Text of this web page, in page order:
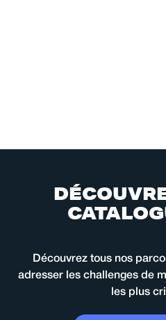
DÉCOUVR
CATALOG
Découvrez tous nos
adresser les challenges de
les plus